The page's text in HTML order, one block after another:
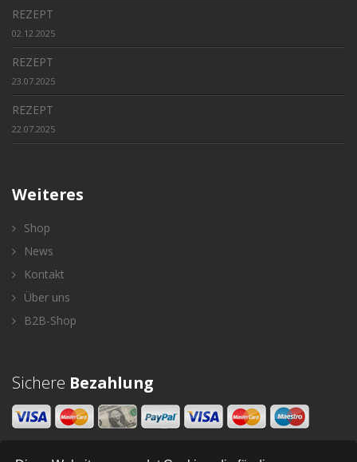
REZEPT
02.12.2025
REZEPT
23.07.2025
REZEPT
22.07.2025
Weiteres
Shop
News
Kontakt
Über uns
B2B-Shop
Sichere Bezahlung